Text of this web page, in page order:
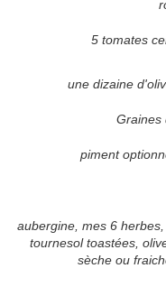
5 tomates
une dizaine
Graines
piment
aubergine, mes 6
tournesol toastées,
sèche ou